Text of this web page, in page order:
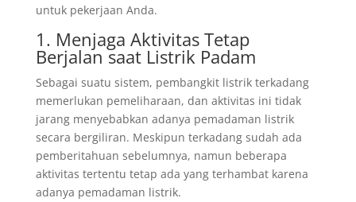
untuk pekerjaan Anda.
1. Menjaga Aktivitas Tetap
Berjalan saat Listrik Padam
Sebagai suatu sistem, pembangkit listrik terkadang
memerlukan pemeliharaan, dan aktivitas ini tidak
jarang menyebabkan adanya pemadaman listrik
secara bergiliran. Meskipun terkadang sudah ada
pemberitahuan sebelumnya, namun beberapa
aktivitas tertentu tetap ada yang terhambat karena
adanya pemadaman listrik.